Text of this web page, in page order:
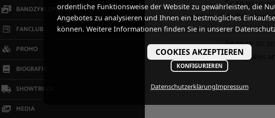
BANDZYKLOPÄDIE
FANCLUB
PROMO
BIOGRAFIE
SHOWTRUCK
MEDIA
So so so so,
So so so so, so fing alles
So so so so,
So so so so, so fing alles
ordentliche Funktionsweise der Website zu gewährleisten, die
Angebotes zu analysieren und Ihnen ein bestmögliches
können. Weitere Informationen finden Sie in unserer
COOKIES AKZEPTIEREN
KONFIGURIEREN
DatenschutzerklärungImpressum